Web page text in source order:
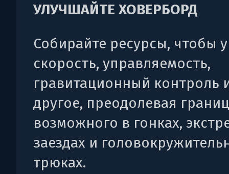
УЛУЧШАЙТЕ ХОВЕРБОРД
Собирайте ресурсы, чтобы
скорость, управляемость,
гравитационный контроль
другое, преодолевая
возможного в гонках,
заездах и
трюках.